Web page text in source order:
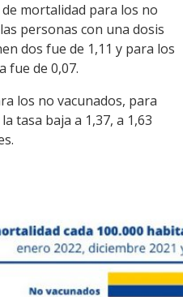
mortalidad para los no
personas con una dosis
dos fue de 1,11 y para los
fue de 0,07.
los no vacunados, para
tasa baja a 1,37, a 1,63